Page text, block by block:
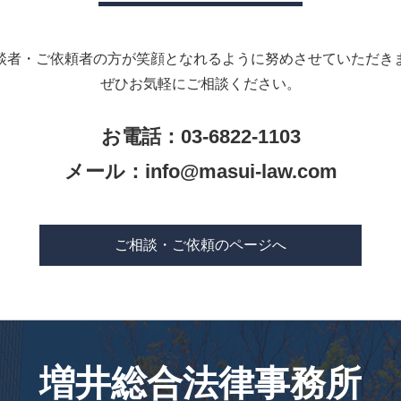
者・ご依頼者の方が笑顔となれるように努めさせていただき
ぜひお気軽にご相談ください。
お電話：03-6822-1103
メール： info@masui-law.com
ご相談・ご依頼のページへ
増井総合法律事務所